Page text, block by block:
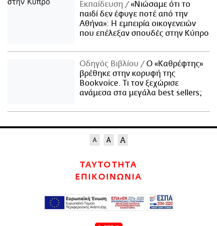
Εκπαίδευση
«Νιώσαμε ότι το
παιδί δεν έφυγε ποτέ από την
Αθήνα»: Η εμπειρία οικογενειών
που επέλεξαν σπουδές στην Κύπρο
Οδηγός Βιβλίου
Ο «Καθρέφτης»
βρέθηκε στην κορυφή της
Bookvoice. Τι τον ξεχώρισε
ανάμεσα στα μεγάλα best sellers;
ΤΑΥΤΟΤΗΤΑ
ΕΠΙΚΟΙΝΩΝΙΑ